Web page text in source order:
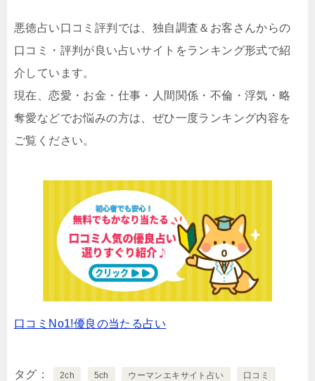
悪徳占い口コミ評判では、独自調査＆お客さんからの
口コミ・評判が良い占いサイトをランキング形式で紹
介しています。
現在、恋愛・お金・仕事・人間関係・不倫・浮気・略
奪愛などでお悩みの方は、ぜひ一度ランキング内容を
ご覧ください。
口コミNo1!優良の当たる占い
タグ 2ch 5ch ウーマンエキサイト占い 口コミ